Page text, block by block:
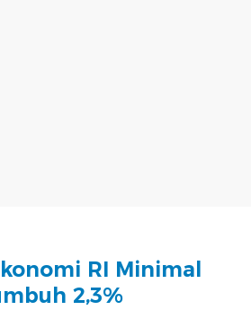
RI Minimal
2,3%